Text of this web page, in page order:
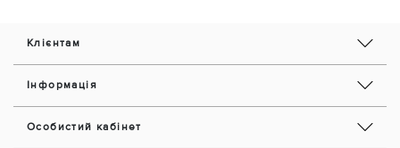
Клієнтам
Інформація
Особистий кабінет